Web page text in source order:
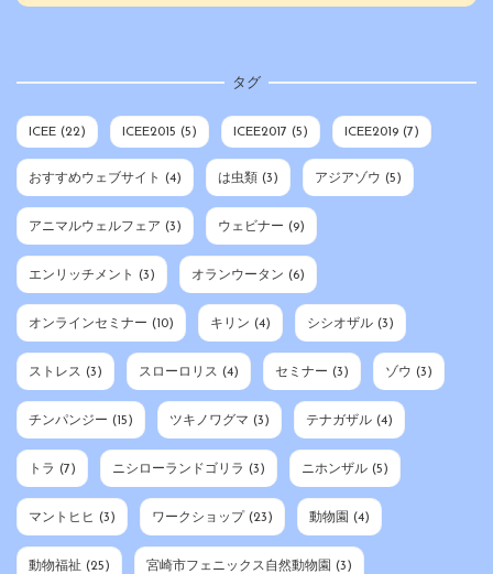
タグ
ICEE (22) ICEE2015 (5) ICEE2017 (5) ICEE2019 (7)
おすすめウェブサイト (4) は虫類 (3) アジアゾウ (5)
アニマルウェルフェア (3) ウェビナー (9)
エンリッチメント (3) オランウータン (6)
オンラインセミナー (10) キリン (4) シシオザル (3)
ストレス (3) スローロリス (4) セミナー (3) ゾウ (3)
チンパンジー (15) ツキノワグマ (3) テナガザル (4)
トラ (7) ニシローランドゴリラ (3) ニホンザル (5)
マントヒヒ (3) ワークショップ (23) 動物園 (4)
動物福祉 (25) 宮崎市フェニックス自然動物園 (3)